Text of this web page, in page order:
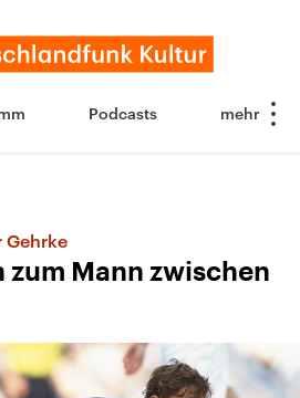
Podcasts
Gehrke
zum Mann zwischen